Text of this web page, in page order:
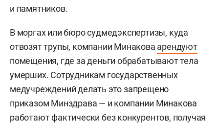
и памятников.
В моргах или бюро судмедэкспертизы, куда
отвозят трупы, компании Минакова арендуют
помещения, где за деньги обрабатывают тела
умерших. Сотрудникам государственных
медучреждений делать это запрещено
приказом Минздрава — и компании Минакова
работают фактически без конкурентов, получая